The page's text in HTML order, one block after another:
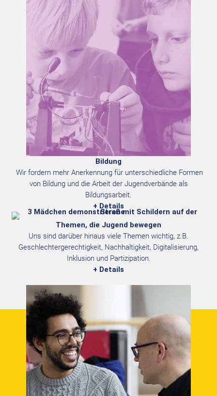
Bildung
Wir fordern mehr Anerkennung für unterschiedliche Formen
von Bildung und die Arbeit der Jugendverbände als
Bildungsarbeit.
+ Details
Themen, die Jugend bewegen
Uns sind darüber hinaus viele Themen wichtig, z.B.
Geschlechtergerechtigkeit, Nachhaltigkeit, Digitalisierung,
Inklusion und Partizipation.
+ Details